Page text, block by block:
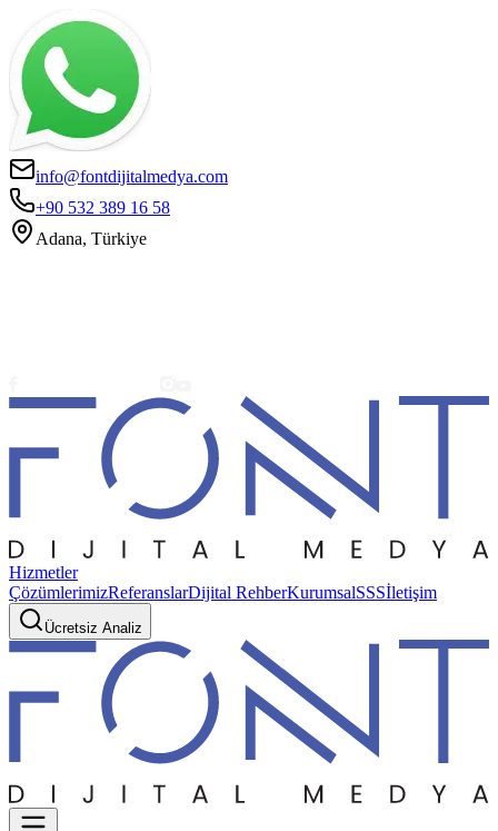
info@fontdijitalmedya.com
+90 532 389 16 58
Adana, Türkiye
Hizmetler
ÇözümlerimizReferanslarDijital RehberKurumsalSSSİletişim
Ücretsiz Analiz